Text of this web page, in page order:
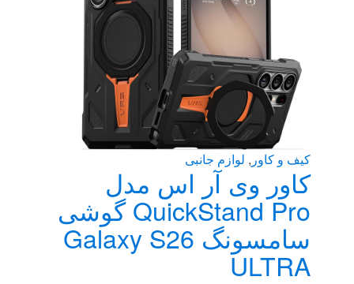
کیف و کاور , لوازم جانبی
کاور وی آر اس مدل
QuickStand Pro گوشی
سامسونگ Galaxy S26
ULTRA